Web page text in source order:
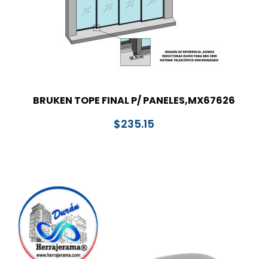
BRUKEN TOPE FINAL P/ PANELES,MX67626
$235.15